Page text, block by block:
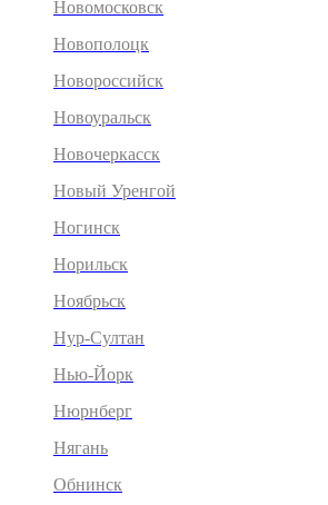
Новомосковск
Новополоцк
Новороссийск
Новоуральск
Новочеркасск
Новый Уренгой
Ногинск
Норильск
Ноябрьск
Нур-Султан
Нью-Йорк
Нюрнберг
Нягань
Обнинск